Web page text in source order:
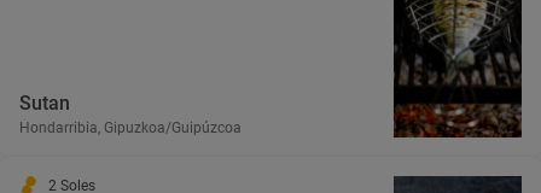
Sutan
Hondarribia, Gipuzkoa/Guipúzcoa
2 Soles